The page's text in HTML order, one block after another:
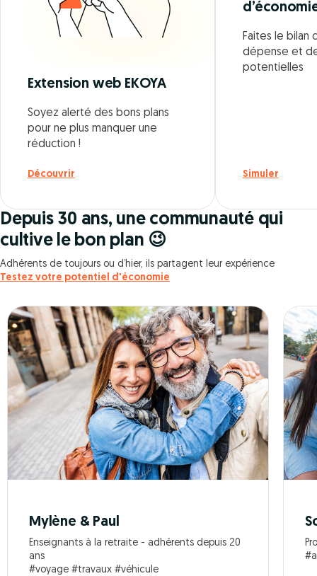
Extension web EKOYA
Soyez alerté des bons plans
pour ne plus manquer une
réduction !
Découvrir
Faites le bilan
dépense et
potentielles
Simuler
Depuis 30 ans, une communauté qui
cultive le bon plan 😉
Adhérents de toujours ou d’hier, ils partagent leur expérience
Testez votre potentiel d'économie
Mylène & Paul
Enseignants à la retraite - adhérents depuis 20
ans
#voyage #travaux #véhicule